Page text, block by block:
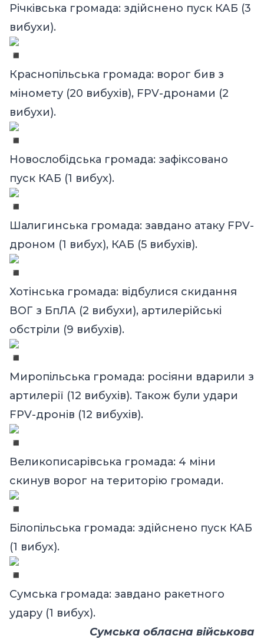
Річківська громада: здійснено пуск КАБ (3
вибухи).
Краснопільська громада: ворог бив з
міномету (20 вибухів), FPV-дронами (2
вибухи).
Новослобідська громада: зафіксовано
пуск КАБ (1 вибух).
Шалигинська громада: завдано атаку FPV-
дроном (1 вибух), КАБ (5 вибухів).
Хотінська громада: відбулися скидання
ВОГ з БпЛА (2 вибухи), артилерійські
обстріли (9 вибухів).
Миропільська громада: росіяни вдарили з
артилерії (12 вибухів). Також були удари
FPV-дронів (12 вибухів).
Великописарівська громада: 4 міни
скинув ворог на територію громади.
Білопільська громада: здійснено пуск КАБ
(1 вибух).
Сумська громада: завдано ракетного
удару (1 вибух).
Сумська обласна військова